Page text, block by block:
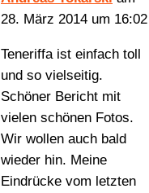
28. März 2014 um 16:02
Teneriffa ist einfach toll
und so vielseitig.
Schöner Bericht mit
vielen schönen Fotos.
Wir wollen auch bald
wieder hin. Meine
Eindrücke vom letzten